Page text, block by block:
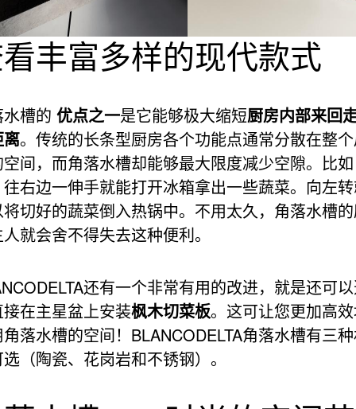
丰富多样的现代款式
槽的 优点之一是它能够极大缩短厨房内部来回
。传统的长条型厨房各个功能点通常分散在整
间，而角落水槽却能够最大限度减少空隙。比如
右边一伸手就能打开冰箱拿出一些蔬菜。向左
切好的蔬菜倒入热锅中。不用太久，角落水槽
就会舍不得失去这种便利。
还有一个非常有用的改进，就是还可
在主星盆上安装枫木切菜板。这可让您更加高
落水槽的空间！BLANCODELTA角落水槽有三
（陶瓷、花岗岩和不锈钢）。